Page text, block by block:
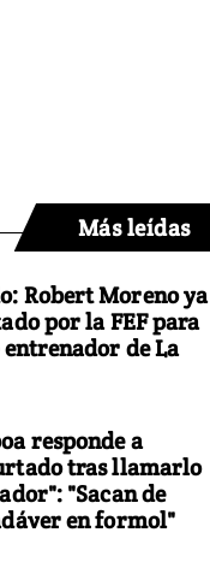
Más leídas
Robert Moreno ya
por la FEF para
de La
responde a
tras llamarlo
"Sacan de
en formol"